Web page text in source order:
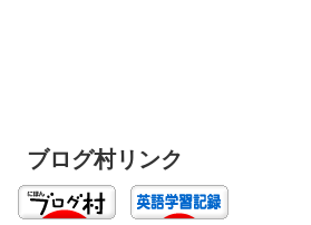
ブログ村リンク